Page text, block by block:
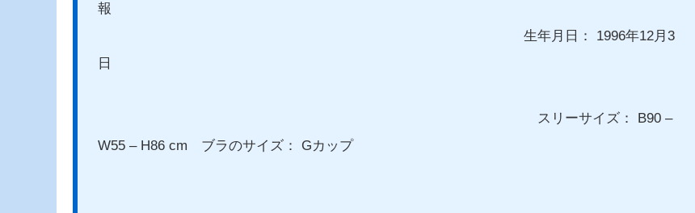
報
生年月日： 1996年12月3
日
スリーサイズ： B90 –
W55 – H86 cm ブラのサイズ： Gカップ